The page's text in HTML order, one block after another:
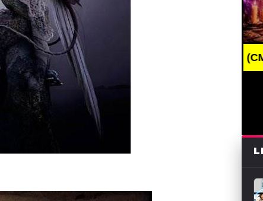
NEWS /// НОВОСТИ (СМИ) /// СВЕЖИЕ